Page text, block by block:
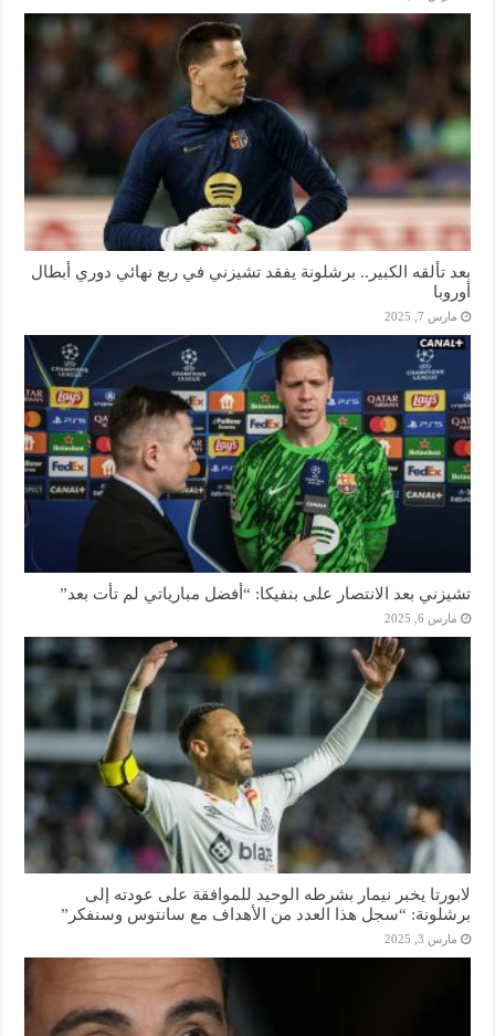
بعد تألقه الكبير.. برشلونة يفقد تشيزني في ربع نهائي دوري أبطال
أوروبا
مارس 7, 2025
تشيزني بعد الانتصار على بنفيكا: “أفضل مبارياتي لم تأت بعد”
مارس 6, 2025
لابورتا يخبر نيمار بشرطه الوحيد للموافقة على عودته إلى
برشلونة: “سجل هذا العدد من الأهداف مع سانتوس وسنفكر”
مارس 3, 2025